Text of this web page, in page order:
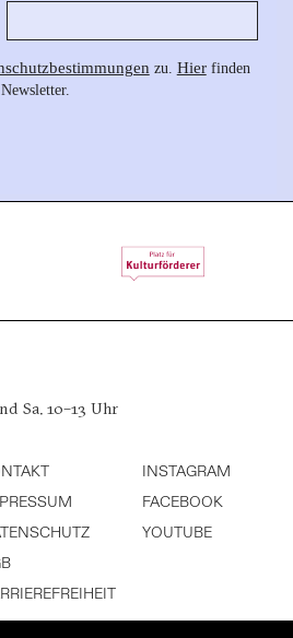
Sa. 10–13 Uhr
INSTAGRAM
FACEBOOK
YOUTUBE